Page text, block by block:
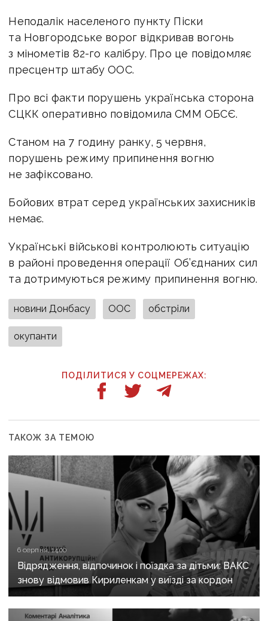
Неподалік населеного пункту Піски
та Новгородське ворог відкривав вогонь
з мінометів 82-го калібру. Про це повідомляє
пресцентр штабу ООС.
Про всі факти порушень українська сторона
СЦКК оперативно повідомила СММ ОБСЄ.
Станом на 7 годину ранку, 5 червня,
порушень режиму припинення вогню
не зафіксовано.
Бойових втрат серед українських захисників
немає.
Українські військові контролюють ситуацію
в районі проведення операції Об’єднаних сил
та дотримуються режиму припинення вогню.
новини Донбасу ООС обстріли
окупанти
ПОДІЛИТИСЯ У СОЦМЕРЕЖАХ:
ТАКОЖ ЗА ТЕМОЮ
6 серпня, 14:00
Відрядження, відпочинок і поїздка за дітьми: ВАКС
знову відмовив Кириленкам у виїзді за кордон